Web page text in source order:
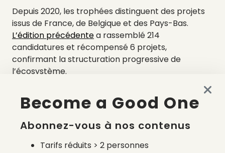
Depuis 2020, les trophées distinguent des projets
issus de France, de Belgique et des Pays-Bas.
L’édition précédentea rassemblé 214
candidatures et récompensé 6 projets,
confirmant la structuration progressive de
l’écosystème.
renforcer la reconnaissance des démarches
acteurs.
Become a Good One
Abonnez-vous à nos contenus
Tarifs réduits > 2 personnes